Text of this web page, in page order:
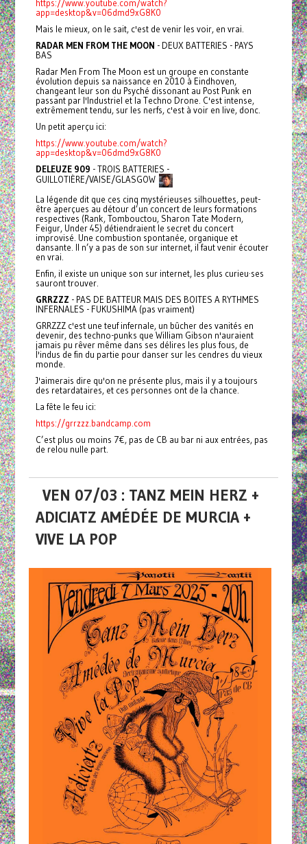
https://www.youtube.com/watch?
app=desktop&v=06dmd9xG8K0
Mais le mieux, on le sait, c'est de venir les voir, en vrai.
RADAR MEN FROM THE MOON - DEUX BATTERIES - PAYS
BAS
Radar Men From The Moon est un groupe en constante
évolution depuis sa naissance en 2010 à Eindhoven,
changeant leur son du Psyché dissonant au Post Punk en
passant par l'Industriel et la Techno Drone. C'est intense,
extrêmement tendu, sur les nerfs, c'est à voir en live, donc.
Un petit aperçu ici:
https://www.youtube.com/watch?
app=desktop&v=06dmd9xG8K0
DELEUZE 909 - TROIS BATTERIES -
GUILLOTIÈRE/VAISE/GLASGOW
La légende dit que ces cinq mystérieuses silhouettes, peut-
être aperçues au détour d’un concert de leurs formations
respectives (Rank, Tombouctou, Sharon Tate Modern,
Feigur, Under 45) détiendraient le secret du concert
improvisé. Une combustion spontanée, organique et
dansante. Il n’y a pas de son sur internet, il faut venir écouter
en vrai.
Enfin, il existe un unique son sur internet, les plus curieu·ses
sauront trouver.
GRRZZZ - PAS DE BATTEUR MAIS DES BOITES A RYTHMES
INFERNALES - FUKUSHIMA (pas vraiment)
GRRZZZ c'est une teuf infernale, un bûcher des vanités en
devenir, des techno-punks que William Gibson n'auraient
jamais pu rêver même dans ses délires les plus fous, de
l'indus de fin du partie pour danser sur les cendres du vieux
monde.
J'aimerais dire qu'on ne présente plus, mais il y a toujours
des retardataires, et ces personnes ont de la chance.
La fête le feu ici:
https://grrzzz.bandcamp.com
C’est plus ou moins 7€, pas de CB au bar ni aux entrées, pas
de relou nulle part.
VEN 07/03 : TANZ MEIN HERZ +
ADICIATZ AMÉDÉE DE MURCIA +
VIVE LA POP